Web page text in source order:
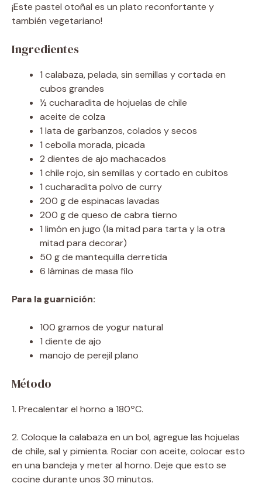
¡Este pastel otoñal es un plato reconfortante y
también vegetariano!
Ingredientes
1 calabaza, pelada, sin semillas y cortada en
cubos grandes
½ cucharadita de hojuelas de chile
aceite de colza
1 lata de garbanzos, colados y secos
1 cebolla morada, picada
2 dientes de ajo machacados
1 chile rojo, sin semillas y cortado en cubitos
1 cucharadita polvo de curry
200 g de espinacas lavadas
200 g de queso de cabra tierno
1 limón en jugo (la mitad para tarta y la otra
mitad para decorar)
50 g de mantequilla derretida
6 láminas de masa filo
Para la guarnición:
100 gramos de yogur natural
1 diente de ajo
manojo de perejil plano
Método
1. Precalentar el horno a 180ºC.
2. Coloque la calabaza en un bol, agregue las hojuelas
de chile, sal y pimienta. Rociar con aceite, colocar esto
en una bandeja y meter al horno. Deje que esto se
cocine durante unos 30 minutos.